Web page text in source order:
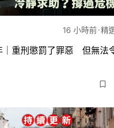
16 小時前 精
｜重刑懲罰了罪惡 但無法